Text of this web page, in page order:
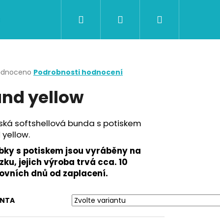
CERTIFIKÁTY A POUKAZY BAZAR
Přihlášení
Podrobnosti hodnocení
yellow
softshellová bunda s potiskem
yellow.
s potiskem jsou vyráběny na
jejich výroba trvá cca. 10
dnů od zaplacení.
Následující